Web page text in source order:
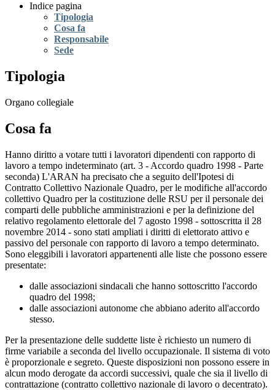
Indice pagina
Tipologia
Cosa fa
Responsabile
Sede
Tipologia
Organo collegiale
Cosa fa
Hanno diritto a votare tutti i lavoratori dipendenti con rapporto di
lavoro a tempo indeterminato (art. 3 - Accordo quadro 1998 - Parte
seconda) L'ARAN ha precisato che a seguito dell'Ipotesi di
Contratto Collettivo Nazionale Quadro, per le modifiche all'accordo
collettivo Quadro per la costituzione delle RSU per il personale dei
comparti delle pubbliche amministrazioni e per la definizione del
relativo regolamento elettorale del 7 agosto 1998 - sottoscritta il 28
novembre 2014 - sono stati ampliati i diritti di elettorato attivo e
passivo del personale con rapporto di lavoro a tempo determinato.
Sono eleggibili i lavoratori appartenenti alle liste che possono essere
presentate:
dalle associazioni sindacali che hanno sottoscritto l'accordo
quadro del 1998;
dalle associazioni autonome che abbiano aderito all'accordo
stesso.
Per la presentazione delle suddette liste è richiesto un numero di
firme variabile a seconda del livello occupazionale. Il sistema di voto
è proporzionale e segreto. Queste disposizioni non possono essere in
alcun modo derogate da accordi successivi, quale che sia il livello di
contrattazione (contratto collettivo nazionale di lavoro o decentrato).